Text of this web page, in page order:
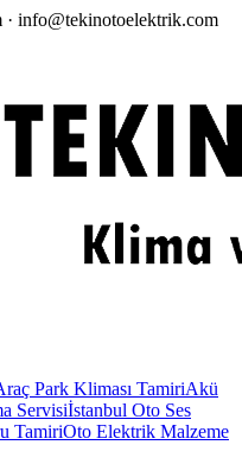
· info@tekinotoelektrik.com
Park Kliması TamiriAkü
Servisiİstanbul Oto Ses
TamiriOto Elektrik Malzeme